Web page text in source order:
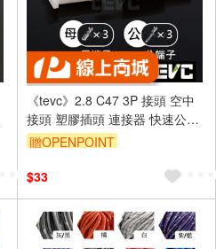
《tevc》2.8 C47 3P 接頭 空中
接頭 塑膠插頭 連接器 快速公母
端子插座 電線接頭 110型
贈OPENPOINT
$33